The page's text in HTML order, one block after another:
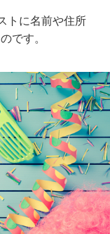
トに名前や住所
です。